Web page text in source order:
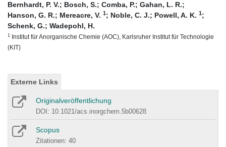
Bernhardt, P. V.; Bosch, S.; Comba, P.; Gahan, L. R.;
Hanson, G. R.; Mereacre, V. 1; Noble, C. J.; Powell, A. K. 1;
Schenk, G.; Wadepohl, H.
1 Institut für Anorganische Chemie (AOC), Karlsruher Institut für Technologie
(KIT)
Externe Links
Originalveröffentlichung
DOI: 10.1021/acs.inorgchem.5b00628
Scopus
Zitationen: 40